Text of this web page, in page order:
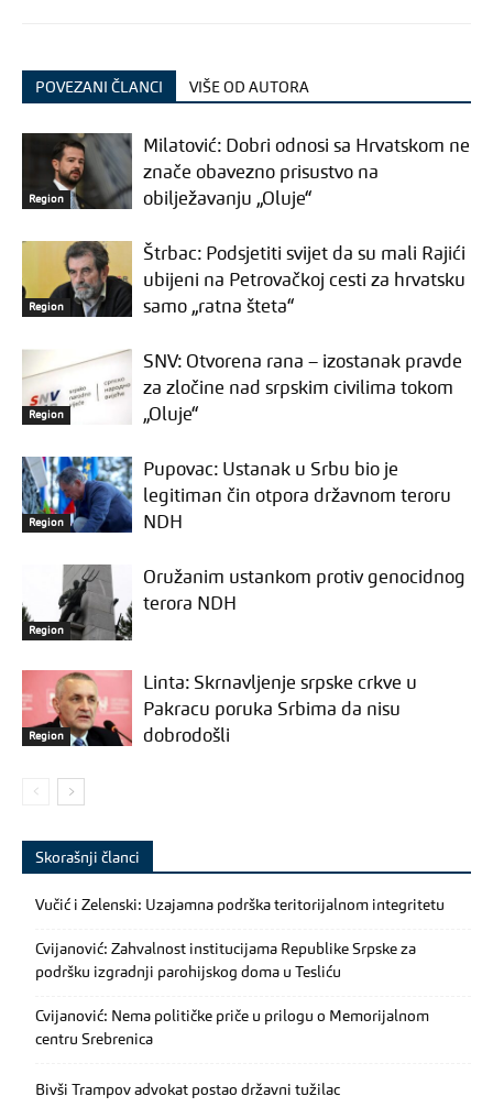
POVEZANI ČLANCI VIŠE OD AUTORA
Region
Milatović: Dobri odnosi sa Hrvatskom ne
znače obavezno prisustvo na
obilježavanju „Oluje“
Region
Štrbac: Podsjetiti svijet da su mali Rajići
ubijeni na Petrovačkoj cesti za hrvatsku
samo „ratna šteta“
Region
SNV: Otvorena rana – izostanak pravde
za zločine nad srpskim civilima tokom
„Oluje“
Region
Pupovac: Ustanak u Srbu bio je
legitiman čin otpora državnom teroru
NDH
Region
Oružanim ustankom protiv genocidnog
terora NDH
Region
Linta: Skrnavljenje srpske crkve u
Pakracu poruka Srbima da nisu
dobrodošli
Skorašnji članci
Vučić i Zelenski: Uzajamna podrška teritorijalnom integritetu
Cvijanović: Zahvalnost institucijama Republike Srpske za
podršku izgradnji parohijskog doma u Tesliću
Cvijanović: Nema političke priče u prilogu o Memorijalnom
centru Srebrenica
Bivši Trampov advokat postao državni tužilac